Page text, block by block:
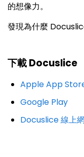
的想像力。
發現為什麼
下載 Docuslice
Apple App
Google Play
Docuslice 線上